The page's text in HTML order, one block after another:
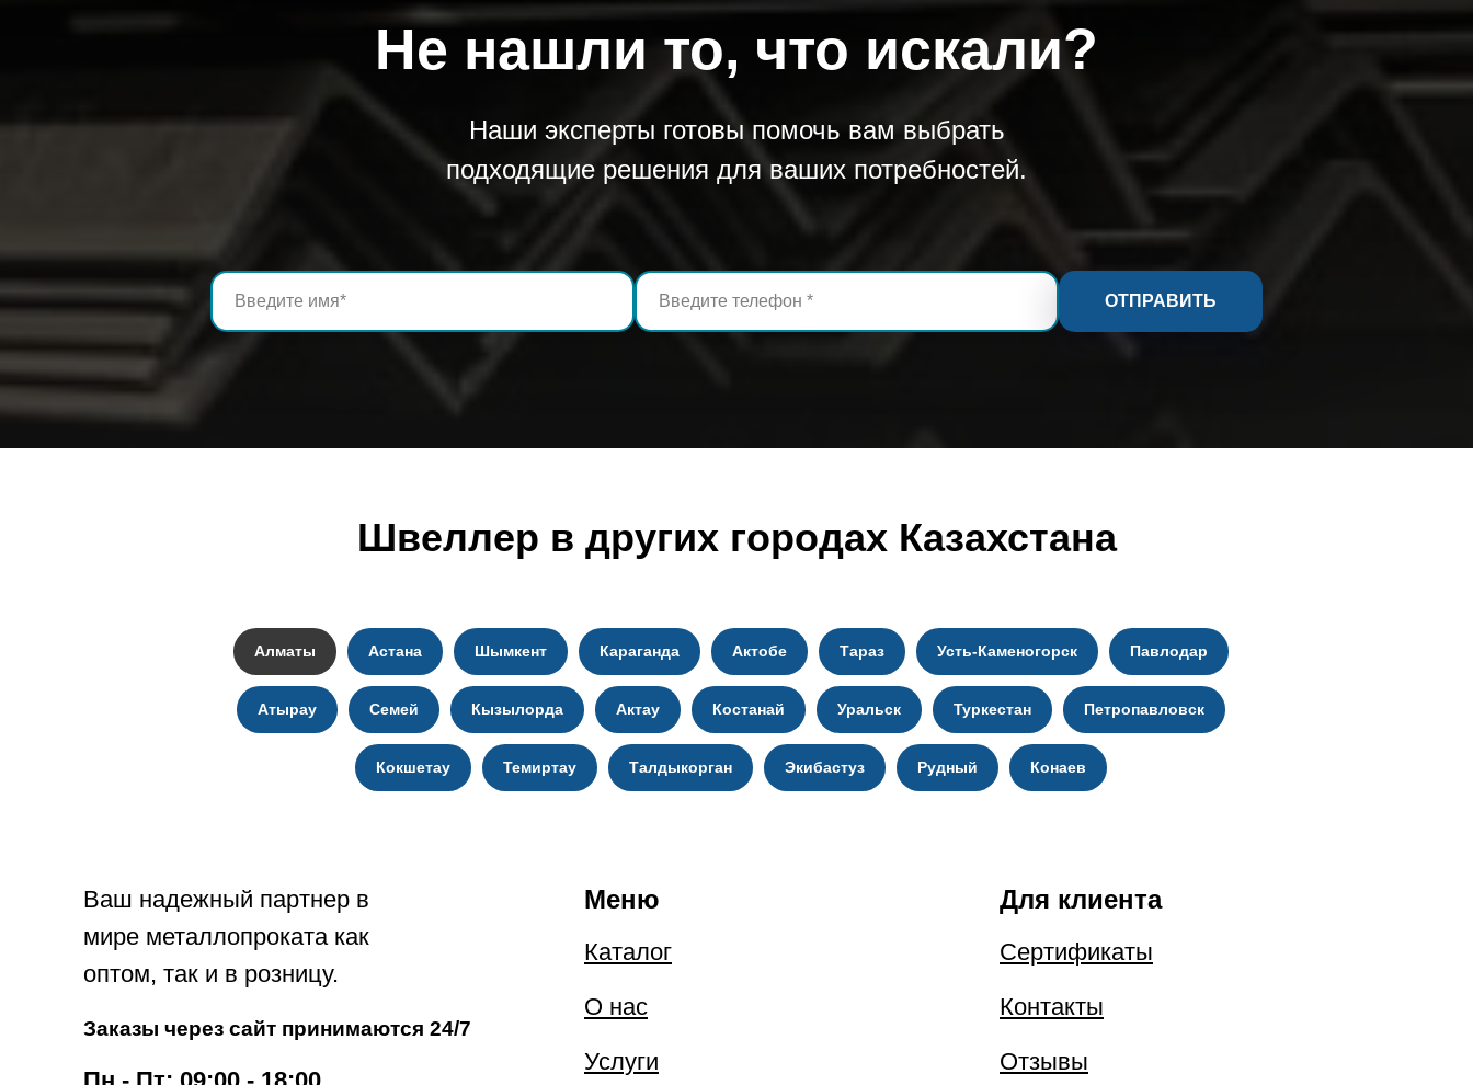
t=7,6 мм
h=120 мм
10,4
Швеллер размер № 14
h=140 мм
b=58 мм
s=4,9 мм
t=8,1 мм
12,3
Швеллер размер № 18
Швеллер размер № 20
h=200 мм
b=76 мм
t=9 мм
18,4
Не нашли то, что искали?
Наши эксперты готовы помочь вам выбрать
подходящие решения для ваших потребностей.
ОТПРАВИТЬ
Швеллер в других городах Казахстана
Алматы Астана Шымкент Караганда Актобе Тараз Усть-Каменогорск Павлодар
Атырау Семей Кызылорда Актау Костанай Уральск Туркестан Петропавловск
Кокшетау Темиртау Талдыкорган Экибастуз Рудный Конаев
Меню
Ваш надежный партнер в
мире металлопроката как
оптом, так и в розницу.
Каталог
О нас
Услуги
Для клиента
Сертификаты
Контакты
Отзывы
Заказы через сайт принимаются 24/7